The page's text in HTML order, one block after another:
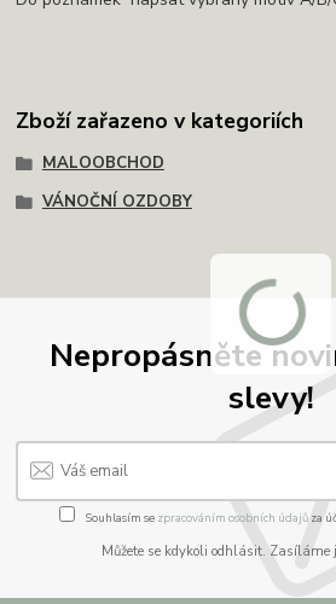
Zboží zařazeno v kategoriích
MALOOBCHOD
VÁNOČNÍ OZDOBY
Nepropásněte
slevy!
Souhlasím se zpracováním osobních údajůza
Můžete se kdykoli odhlásit. Zasíláme